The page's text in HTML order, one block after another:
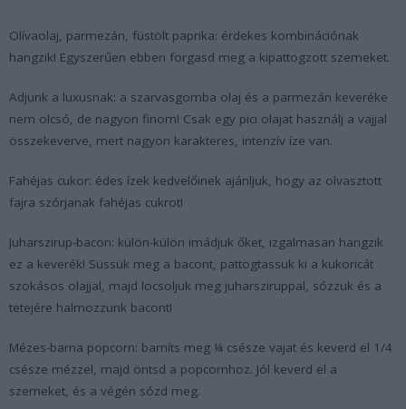
Olívaolaj, parmezán, füstölt paprika: érdekes kombinációnak
hangzik! Egyszerűen ebben forgasd meg a kipattogzott szemeket.
Adjunk a luxusnak: a szarvasgomba olaj és a parmezán keveréke
nem olcsó, de nagyon finom! Csak egy pici olajat használj a vajjal
összekeverve, mert nagyon karakteres, intenzív íze van.
Fahéjas cukor: édes ízek kedvelőinek ajánljuk, hogy az olvasztott
fajra szórjanak fahéjas cukrot!
Juharszirup-bacon: külön-külön imádjuk őket, izgalmasan hangzik
ez a keverék! Süssük meg a bacont, pattogtassuk ki a kukoricát
szokásos olajjal, majd locsoljuk meg juharsziruppal, sózzuk és a
tetejére halmozzunk bacont!
Mézes-barna popcorn: barníts meg ¼ csésze vajat és keverd el 1/4
csésze mézzel, majd öntsd a popcornhoz. Jól keverd el a
szemeket, és a végén sózd meg.